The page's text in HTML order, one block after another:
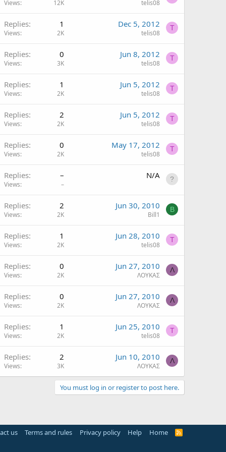
Views 12K telis08
Replies 1
Views 2K
Dec 5, 2012
telis08
T
Replies 0
Views 3K
Jun 8, 2012
telis08
T
Replies 1
Views 2K
Jun 5, 2012
telis08
T
Replies 2
Views 2K
Jun 5, 2012
telis08
T
Replies 0
Views 2K
May 17, 2012
telis08
T
Replies –
Views –
N/A
Replies 2
Views 2K
Jun 30, 2010
Bill1
B
Replies 1
Views 2K
Jun 28, 2010
telis08
T
Replies 0
Views 2K
Jun 27, 2010
ΛΟΥΚΑΣ
Λ
Replies 0
Views 2K
Jun 27, 2010
ΛΟΥΚΑΣ
Λ
Replies 1
Views 2K
Jun 25, 2010
telis08
T
Replies 2
Views 3K
Jun 10, 2010
ΛΟΥΚΑΣ
Λ
You must log in or register to post here.
us Terms and rules Privacy policy Help Home
R